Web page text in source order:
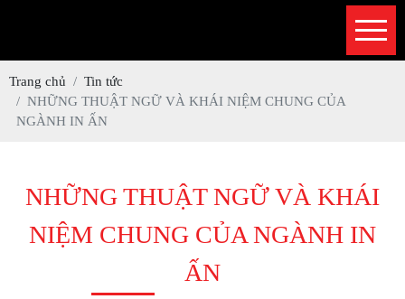
Trang chủ
Tin tức
NHỮNG THUẬT NGỮ VÀ KHÁI NIỆM CHUNG CỦA
NGÀNH IN ẤN
NHỮNG THUẬT NGỮ VÀ KHÁI
NIỆM CHUNG CỦA NGÀNH IN
ẤN